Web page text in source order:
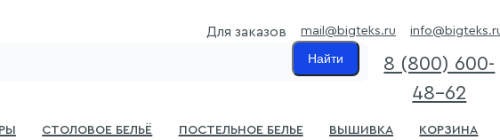
Для заказов mail@bigteks.ru
Найти
8 (800) 600-
48-62
Столовое бельё Постельное белье Вышивка Корзина